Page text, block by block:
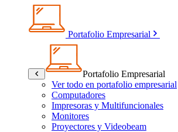
Portafolio Empresarial
Portafolio Empresarial
Ver todo en portafolio empresarial
Computadores
Impresoras y Multifuncionales
Monitores
Proyectores y Videobeam